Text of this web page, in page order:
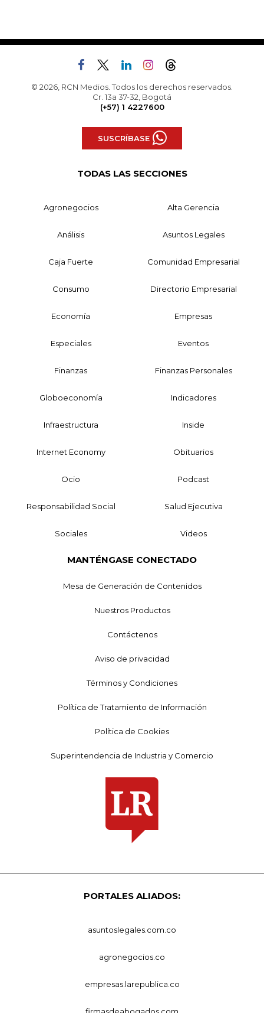
© 2026, RCN Medios. Todos los derechos reservados.
Cr. 13a 37-32, Bogotá
(+57) 1 4227600
SUSCRÍBASE
TODAS LAS SECCIONES
Agronegocios Alta Gerencia
Análisis Asuntos Legales
Caja Fuerte Comunidad Empresarial
Consumo Directorio Empresarial
Economía Empresas
Especiales Eventos
Finanzas Finanzas Personales
Globoeconomía Indicadores
Infraestructura Inside
Internet Economy Obituarios
Ocio Podcast
Responsabilidad Social Salud Ejecutiva
Sociales Videos
MANTÉNGASE CONECTADO
Mesa de Generación de Contenidos
Nuestros Productos
Contáctenos
Aviso de privacidad
Términos y Condiciones
Política de Tratamiento de Información
Política de Cookies
Superintendencia de Industria y Comercio
PORTALES ALIADOS:
asuntoslegales.com.co
agronegocios.co
empresas.larepublica.co